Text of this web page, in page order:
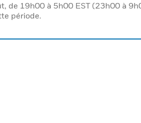
de 19h00 à 5h00 EST (23h00 à
période.